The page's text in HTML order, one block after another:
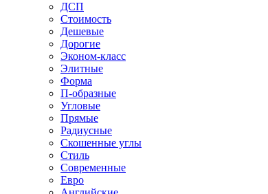
ДСП
Стоимость
Дешевые
Дорогие
Эконом-класс
Элитные
Форма
П-образные
Угловые
Прямые
Радиусные
Скошенные углы
Стиль
Современные
Евро